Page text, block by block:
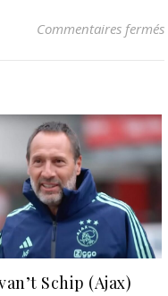
Commentaires fermés
Schip (Ajax)